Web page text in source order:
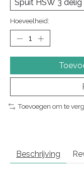
Hoeveelheid:
Toevoegen om te
Beschrijving